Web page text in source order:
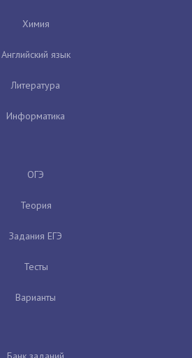
Химия
Английский язык
Литература
Информатика
ОГЭ
Теория
Задания ЕГЭ
Тесты
Варианты